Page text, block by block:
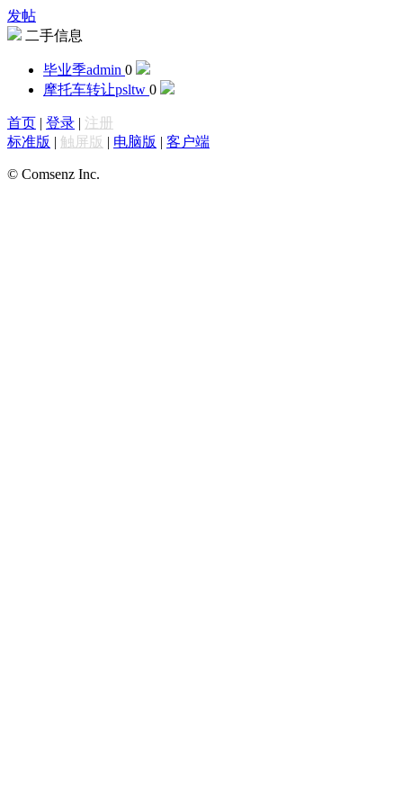
发帖
二手信息
毕业季admin 0
摩托车转让psltw 0
首页 | 登录 | 注册
标准版 | 触屏版 | 电脑版 | 客户端
© Comsenz Inc.